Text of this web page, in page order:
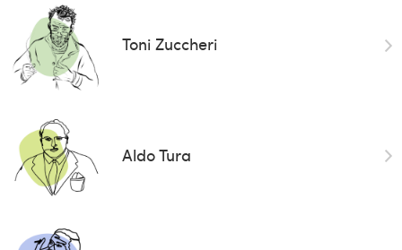
Toni Zuccheri
Aldo Tura